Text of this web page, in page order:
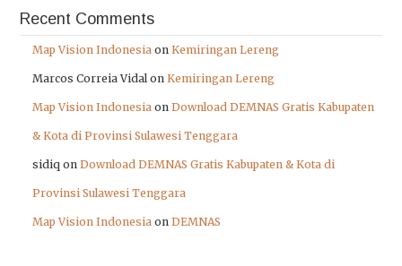
Recent Comments
Map Vision Indonesia onKemiringan Lereng
Marcos Correia Vidal onKemiringan Lereng
Map Vision Indonesia onDownload DEMNAS Gratis Kabupaten
& Kota di Provinsi Sulawesi Tenggara
sidiq onDownload DEMNAS Gratis Kabupaten & Kota di
Provinsi Sulawesi Tenggara
Map Vision Indonesia onDEMNAS